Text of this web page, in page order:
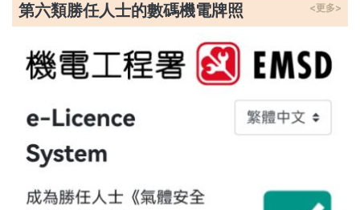
第六類勝任人士的數碼機電牌照 <更多>